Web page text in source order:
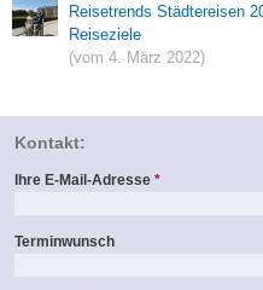
Reisetrends Städtereisen
Reiseziele
(vom 4. März 2022)
Kontakt:
Ihre E-Mail-Adresse*
Terminwunsch